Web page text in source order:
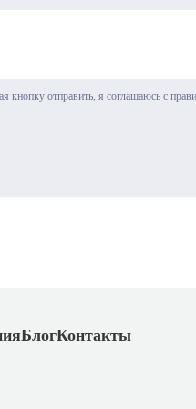
кнопку отправить, я соглашаюсь с
БлогКонтакты